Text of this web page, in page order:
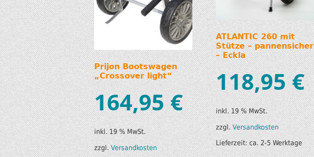
Prijon Bootswagen
„Crossover light“
164,95€
inkl. 19 % MwSt.
zzgl.Versandkosten
ATLANTIC 260 mit
Stütze – pannensicher
– Eckla
118,95€
inkl. 19 % MwSt.
zzgl.Versandkosten
Lieferzeit:ca. 2-5 Werktage